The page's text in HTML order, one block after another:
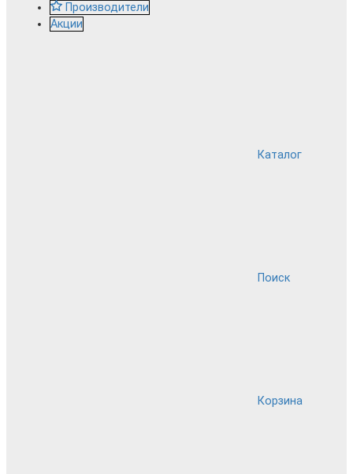
Производители
Акции
Каталог
Поиск
Корзина